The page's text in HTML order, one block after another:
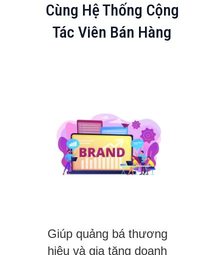
Cùng Hệ Thống Cộng
Tác Viên Bán Hàng
Giúp quảng bá thương
hiệu và gia tăng doanh